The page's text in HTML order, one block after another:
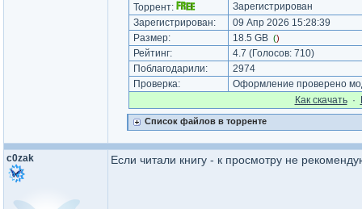
Торрент:
Зарегистрирован
Зарегистрирован:
09 Апр 2026 15:28:39
Размер:
18.5 GB ()
Рейтинг: 4.7 (Голосов: 710)
Поблагодарили:
2974
Проверка:
Оформление проверено
Как cкачать·
Список файлов в торренте
c0zak Если читали книгу - к просмотру не